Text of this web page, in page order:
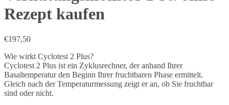
Rezept kaufen
€197,50
Wie wirkt Cyclotest 2 Plus?
Cyclotest 2 Plus ist ein Zyklusrechner, der anhand Ihrer
Basaltemperatur den Beginn Ihrer fruchtbaren Phase ermittelt.
Gleich nach der Temperaturmessung zeigt er an, ob Sie fruchtbar
sind oder nicht.